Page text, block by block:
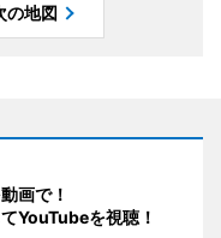
の地図
画で！
YouTubeを視聴！